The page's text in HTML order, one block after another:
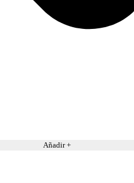
Añadir +